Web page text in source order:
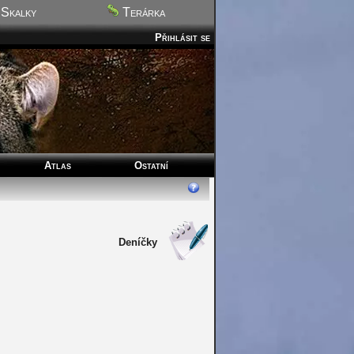
Terárka
Přihlásit se
Atlas Ostatní
Deníčky